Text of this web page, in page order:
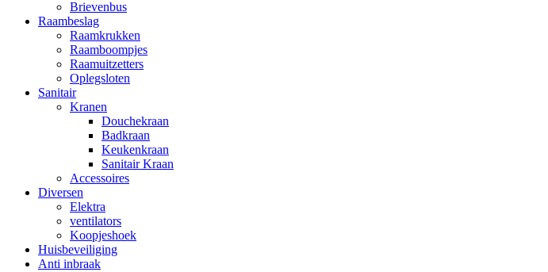
Brievenbus
Raambeslag
Raamkrukken
Raamboompjes
Raamuitzetters
Oplegsloten
Sanitair
Kranen
Douchekraan
Badkraan
Keukenkraan
Sanitair Kraan
Accessoires
Diversen
Elektra
ventilators
Koopjeshoek
Huisbeveiliging
Anti inbraak